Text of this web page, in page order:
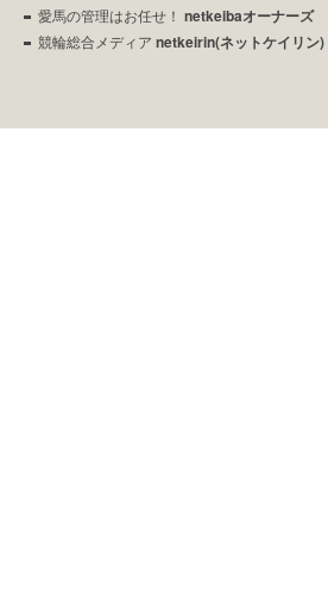
愛馬の管理はお任せ！ netkeibaオーナーズ
競輪総合メディア netkeirin(ネットケイリン)